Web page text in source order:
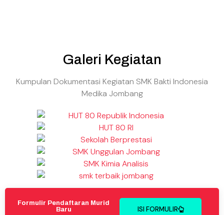
Galeri Kegiatan
Kumpulan Dokumentasi Kegiatan SMK Bakti Indonesia
Medika Jombang
Formulir Pendaftaran Murid
Baru
ISI FORMULIR